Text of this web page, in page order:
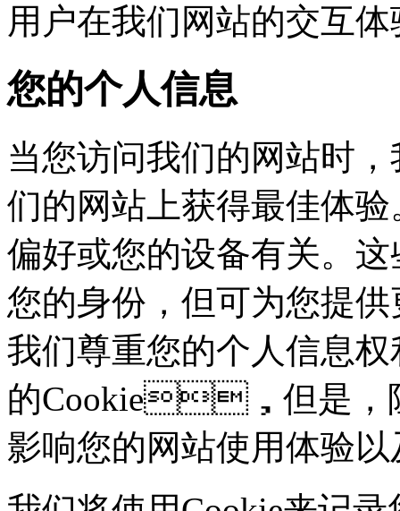
用户在我们网站的交互体
您的个人信息
当您访问我们的网站时
们的网站上获得最佳体验
偏好或您的设备有关。
您的身份，但可为您
我们尊重您的个人信息权
的Cookie，但是
影响您的网站使用体验